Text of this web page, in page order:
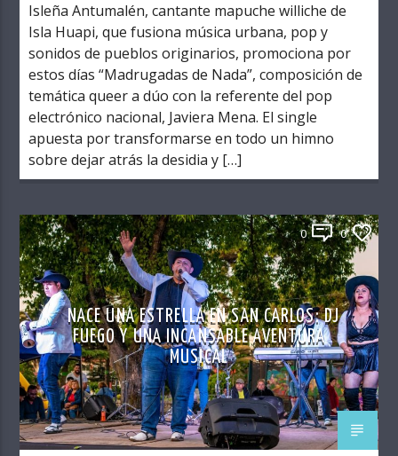
Isleña Antumalén, cantante mapuche williche de
Isla Huapi, que fusiona música urbana, pop y
sonidos de pueblos originarios, promociona por
estos días “Madrugadas de Nada”, composición de
temática queer a dúo con la referente del pop
electrónico nacional, Javiera Mena. El single
apuesta por transformarse en todo un himno
sobre dejar atrás la desidia y […]
0 0
NACE UNA ESTRELLA EN SAN CARLOS: DJ
FUEGO Y UNA INCANSABLE AVENTURA
MUSICAL